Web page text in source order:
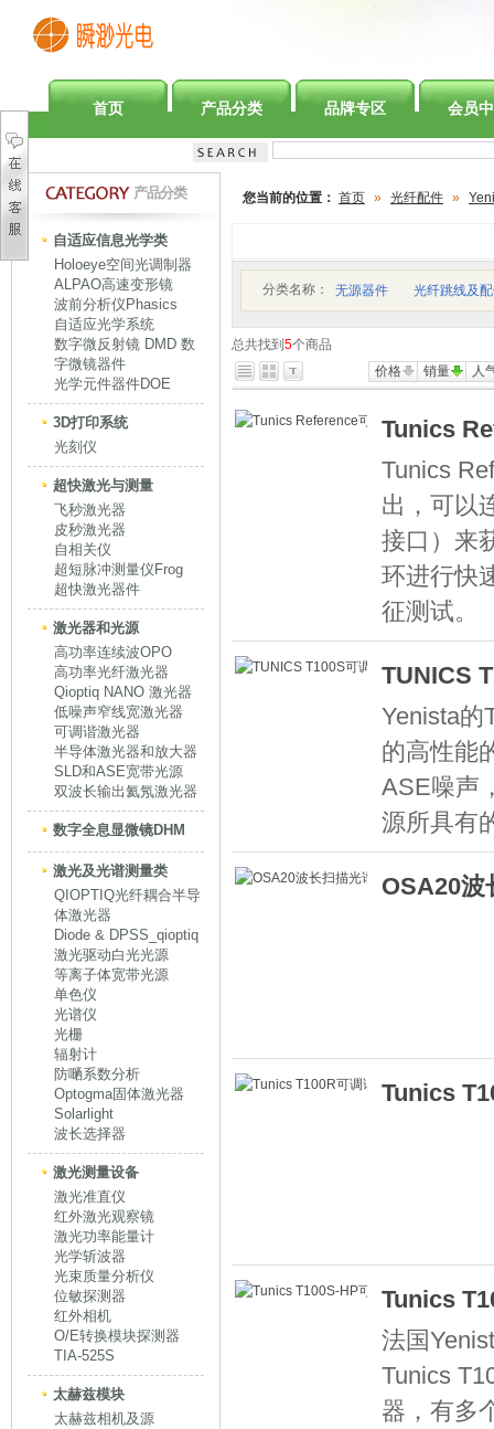
首页 产品分类 品牌专区 会员
产品分类
自适应信息光学类
Holoeye空间光调制器
ALPAO高速变形镜
波前分析仪Phasics
自适应光学系统
数字微反射镜 DMD 数
字微镜器件
光学元件器件DOE
3D打印系统
光刻仪
超快激光与测量
飞秒激光器
皮秒激光器
自相关仪
超短脉冲测量仪Frog
超快激光器件
激光器和光源
高功率连续波OPO
高功率光纤激光器
Qioptiq NANO 激光器
低噪声窄线宽激光器
可调谐激光器
半导体激光器和放大器
SLD和ASE宽带光源
双波长输出氦氖激光器
数字全息显微镜DHM
激光及光谱测量类
QIOPTIQ光纤耦合半导
体激光器
Diode & DPSS_qioptiq
激光驱动白光光源
等离子体宽带光源
单色仪
光谱仪
光栅
辐射计
防嗮系数分析
Optogma固体激光器
Solarlight
波长选择器
激光测量设备
激光准直仪
红外激光观察镜
激光功率能量计
光学斩波器
光束质量分析仪
位敏探测器
红外相机
O/E转换模块探测器
TIA-525S
太赫兹模块
太赫兹相机及源
您当前的位置： 首页 » 光纤配件 »
分类名称： 无源器件 光纤跳线及
总共找到 5个商品
价格
销量 人
Tunics
Tunics
出，可以
接口）来
环进行快
征测试。
TUNICS
Yenista的
的高性能
ASE噪声
源所具有
OSA20波
Tunics
Tunics
法国
Tunics
器，有多